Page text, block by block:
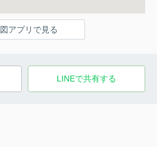
アプリで見る
LINEで共有する